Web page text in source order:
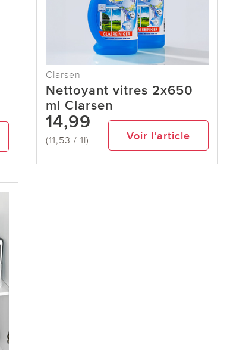
Clarsen
Nettoyant vitres 2x650
ml Clarsen
14,99
(11,53 / 1l) Voir l’article